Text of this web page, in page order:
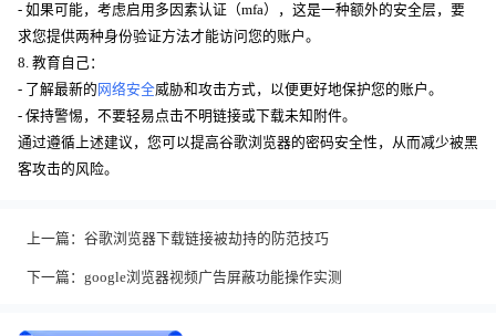
- 如果可能，考虑启用多因素认证（mfa），这是一种额外的安全层，要
求您提供两种身份验证方法才能访问您的账户。
8. 教育自己：
- 了解最新的 网络安全威胁和攻击方式，以便更好地保护您的账户。
- 保持警惕，不要轻易点击不明链接或下载未知附件。
通过遵循上述建议，您可以提高谷歌浏览器的密码安全性，从而减少被黑
客攻击的风险。
上一篇： 谷歌浏览器下载链接被劫持的防范技巧
下一篇： google浏览器视频广告屏蔽功能操作实测